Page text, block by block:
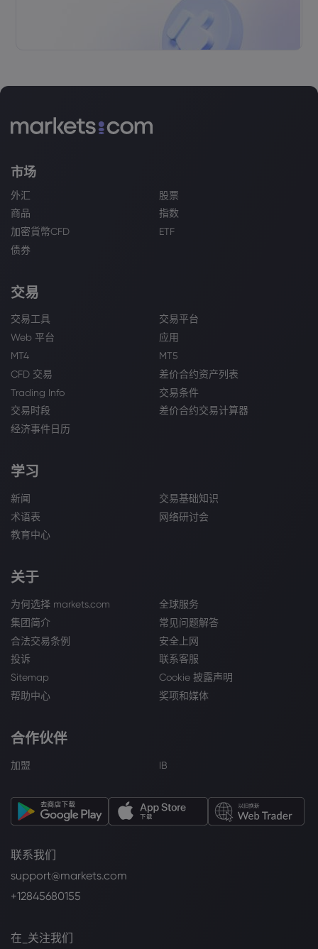
市场
外汇
股票
商品
指数
加密貨幣CFD
ETF
债券
交易
交易工具
交易平台
Web 平台
应用
MT4
MT5
CFD 交易
差价合约资产列表
Trading Info
交易条件
交易时段
差价合约交易计算器
经济事件日历
学习
新闻
交易基础知识
术语表
网络研讨会
教育中心
关于
为何选择 markets.com
全球服务
集团简介
常见问题解答
合法交易条例
安全上网
投诉
联系客服
Sitemap
Cookie 披露声明
帮助中心
奖项和媒体
合作伙伴
加盟 IB
联系我们
support@markets.com
+12845680155
在_关注我们